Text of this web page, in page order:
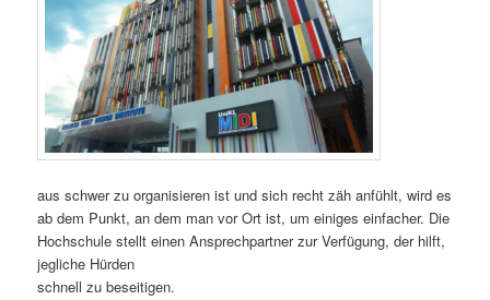
aus schwer zu organisieren ist und sich recht zäh anfühlt, wird es
ab dem Punkt, an dem man vor Ort ist, um einiges einfacher. Die
Hochschule stellt einen Ansprechpartner zur Verfügung, der hilft,
jegliche Hürden
schnell zu beseitigen.